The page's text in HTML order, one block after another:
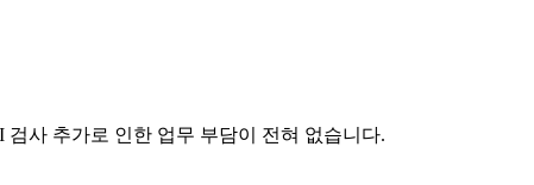
사 추가로 인한 업무 부담이 전혀 없습니다.